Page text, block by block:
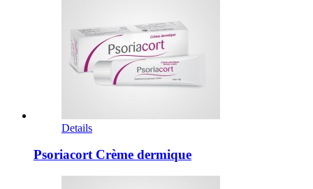
Details
Psoriacort Crème dermique